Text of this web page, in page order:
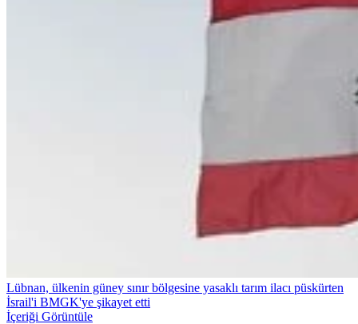
Lübnan, ülkenin güney sınır bölgesine yasaklı tarım ilacı püskürten
İsrail'i BMGK'ye şikayet etti
İçeriği Görüntüle